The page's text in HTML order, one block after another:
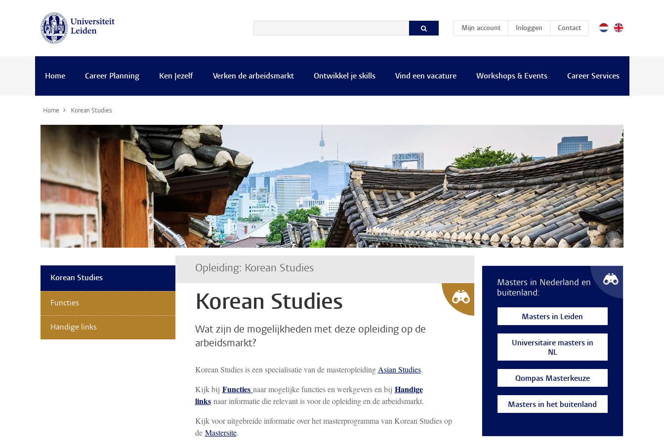
Mijn account(current)Inloggen Contact
Home Career Planning Ken Jezelf Verken de arbeidsmarkt Ontwikkel je skills Vind een vacature Workshops & Events Career Services
Home Korean Studies
Opleiding: Korean Studies
Korean Studies
Wat zijn de mogelijkheden met deze opleiding op de
arbeidsmarkt?
Korean Studies is een specialisatie van de masteropleiding Asian Studies.
Kijk bij Functies naar mogelijke functies en werkgevers en bij Handige
links naar informatie die relevant is voor de opleiding en de arbeidsmarkt.
Kijk voor uitgebreide informatie over het masterprogramma van Korean Studies op
de Mastersite.
Korean Studies
Functies
Handige links
Masters in Nederland en
buitenland:
Masters in Leiden
Universitaire masters in
NL
Qompas Masterkeuze
Masters in het buitenland